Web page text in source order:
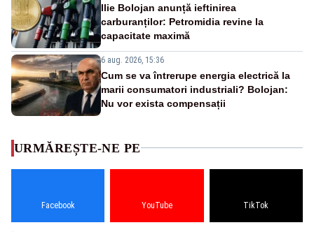
Ilie Bolojan anunță ieftinirea
carburanților: Petromidia revine la
capacitate maximă
6 aug. 2026, 15:36
Cum se va întrerupe energia electrică la
marii consumatori industriali? Bolojan:
Nu vor exista compensații
URMĂREȘTE-NE PE
Facebook YouTube TikTok